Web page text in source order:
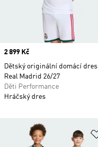
Price
2 899 Kč
Dětský originální domácí dres
Real Madrid 26/27
Děti Performance
Hráčský dres